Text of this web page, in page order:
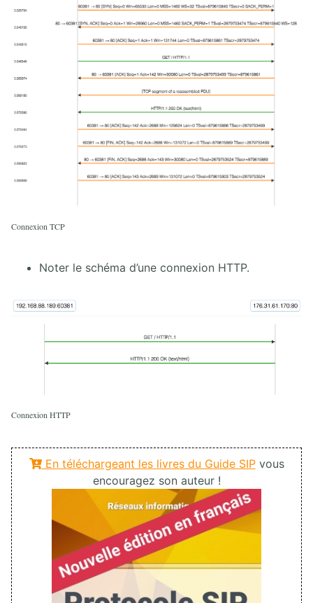
Connexion TCP
Noter le schéma d’une connexion HTTP.
Connexion HTTP
En téléchargeant les livres du Guide SIPvous
encouragez son auteur !